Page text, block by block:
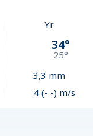
Yr
34°
25°
3,3 mm
4 (- -) m/s